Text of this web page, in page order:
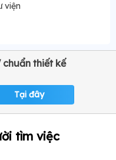
viện
chuẩn thiết kế
Tại đây
tìm việc